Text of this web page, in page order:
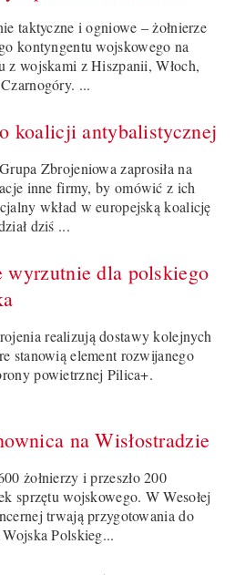
taktyczne i ogniowe – żołnierze
kontyngentu wojskowego na
wojskami z Hiszpanii, Włoch,
...
koalicji antybalistycznej
Zbrojeniowa zaprosiła na
inne firmy, by omówić z ich
wkład w europejską koalicję
dziś ...
wyrzutnie dla polskiego
realizują dostawy kolejnych
stanowią element rozwijanego
powietrznej Pilica+.
na Wisłostradzie
żołnierzy i przeszło 200
sprzętu wojskowego. W Wesołej
trwają przygotowania do
Polskieg...